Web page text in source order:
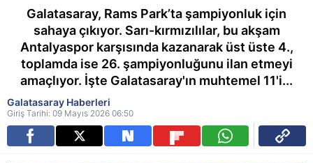
Galatasaray, Rams Park’ta şampiyonluk için
sahaya çıkıyor. Sarı-kırmızılılar, bu akşam
Antalyaspor karşısında kazanarak üst üste 4.,
toplamda ise 26. şampiyonluğunu ilan etmeyi
amaçlıyor. İşte Galatasaray'ın muhtemel 11'i...
Galatasaray Haberleri
Giriş Tarihi: 09 Mayıs 2026 06:50